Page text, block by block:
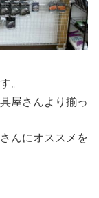
。
屋さんより揃っ
んにオススメを